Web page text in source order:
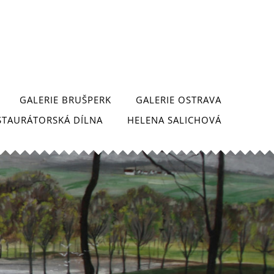
GALERIE BRUŠPERK
GALERIE OSTRAVA
DÍLNA
HELENA SALICHOVÁ